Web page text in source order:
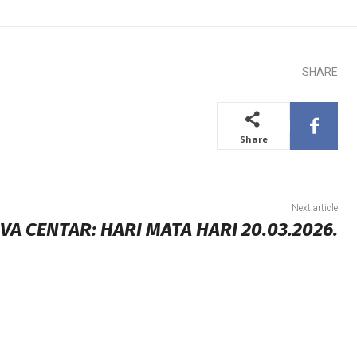
SHARE
Share
Next article
CENTAR: HARI MATA HARI 20.03.2026.